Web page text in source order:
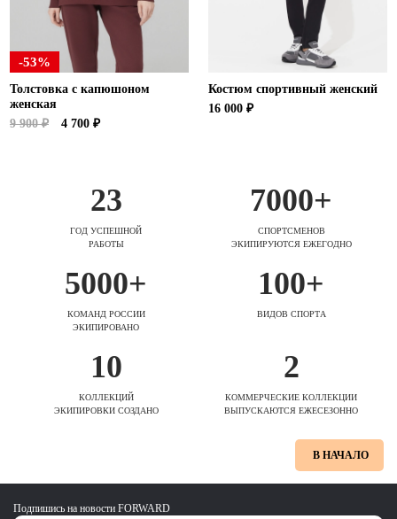
-53%
Толстовка с капюшоном
женская
9 900 ₽
4 700 ₽
Костюм спортивный женский
16 000 ₽
23
ГОД УСПЕШНОЙ
РАБОТЫ
7000+
СПОРТСМЕНОВ
ЭКИПИРУЮТСЯ ЕЖЕГОДНО
5000+
КОМАНД РОССИИ
ЭКИПИРОВАНО
100+
ВИДОВ СПОРТА
10
КОЛЛЕКЦИЙ
ЭКИПИРОВКИ СОЗДАНО
2
КОММЕРЧЕСКИЕ КОЛЛЕКЦИИ
ВЫПУСКАЮТСЯ ЕЖЕСЕЗОННО
В НАЧАЛО
Подпишись на новости FORWARD